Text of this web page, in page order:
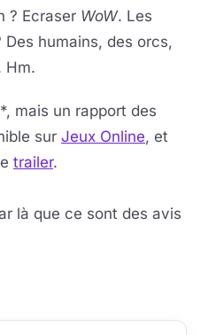
? Ecraser WoW. Les
humains, des orcs,
Hm.
mais un rapport des
sur Jeux Online, et
trailer.
là que ce sont des avis